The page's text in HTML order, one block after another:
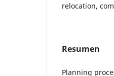
relocation,
Resumen
Planning